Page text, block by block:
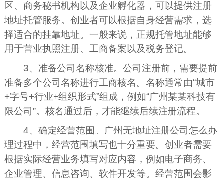
区、商务秘书机构以及企业孵化器，可以提供注册
地址托管服务。创业者可以根据自身经营需求，选
择适合的挂靠地址。一般来说，正规托管地址能够
用于营业执照注册、工商备案以及税务登记。
3、准备公司名称核准。公司注册前，需要提前
准备多个公司名称进行工商核名。名称通常由“城市
+字号+行业+组织形式”组成，例如“广州某某科技有
限公司”。核名通过后，才能继续后续注册流程。
4、确定经营范围。广州无地址注册公司怎么办
理过程中，经营范围填写也十分重要。创业者需要
根据实际经营业务填写对应内容，例如电子商务、
企业管理、信息咨询、软件开发等。经营范围会影